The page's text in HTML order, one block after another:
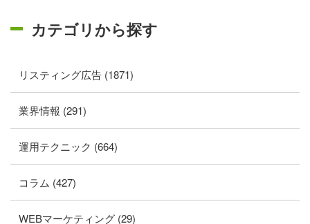
カテゴリから探す
リスティング広告 (1871)
業界情報 (291)
運用テクニック (664)
コラム (427)
WEBマーケティング (29)